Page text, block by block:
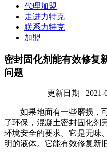
代理加盟
走进力特克
联系力特克
加盟
密封固化剂能有效修复
问题
更新日期 2021-
如果地面有一些磨损，
了环保，混凝土密封固化剂
环境安全的要求。它是无味
明的液体。它能有效修复新